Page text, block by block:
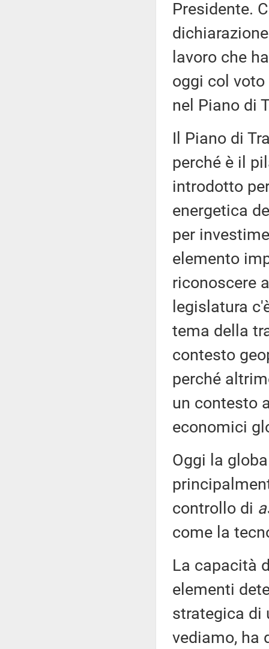
Presidente.
lavoro che
oggi col
nel Piano di
Il Piano di
perché è il
introdotto
energetica
per
elemento
riconoscere
legislatura
tema della
contesto
perché
un contesto
economici
Oggi la
controllo di
come la
La capacità
elementi
strategica di
vediamo, ha